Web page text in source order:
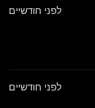
לפני חודשיים
לפני חודשיים